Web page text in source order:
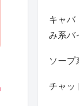
キャバ
み系バ
ソープ
チャッ